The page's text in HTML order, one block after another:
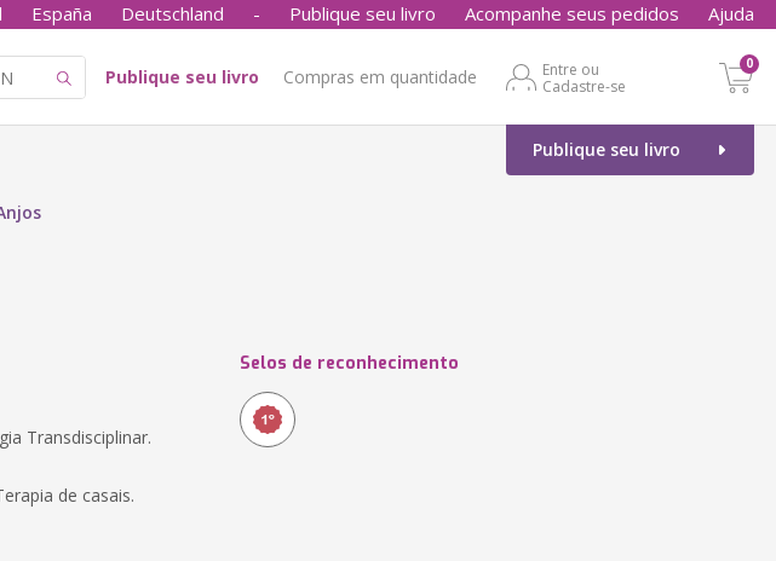
España Deutschland - Publique seu livro Acompanhe seus pedidos Ajuda
Publique seu livro Compras em quantidade
Entre ou
Cadastre-se
0
Publique seu livro
Transdisciplinar.
de casais.
Selos de reconhecimento